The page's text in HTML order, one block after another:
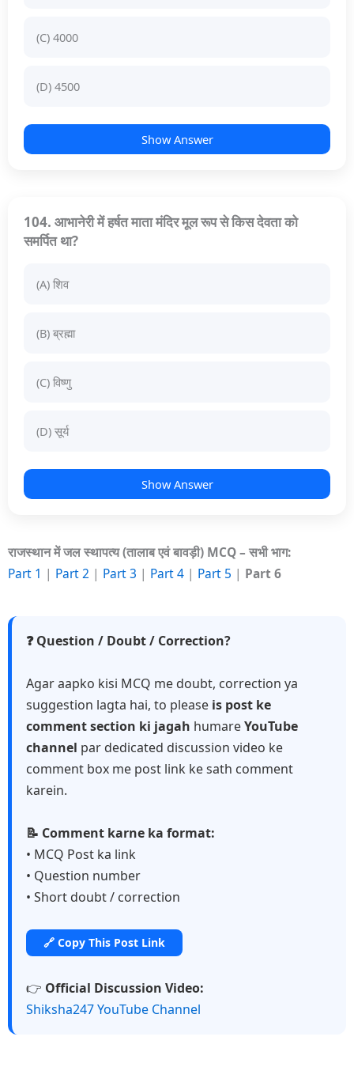
(C) 4000
(D) 4500
Show Answer
104. आभानेरी में हर्षत माता मंदिर मूल रूप से किस देवता को
समर्पित था?
(A) शिव
(B) ब्रह्मा
(C) विष्णु
(D) सूर्य
Show Answer
राजस्थान में जल स्थापत्य (तालाब एवं बावड़ी) MCQ – सभी भाग:
Part 1 | Part 2 | Part 3 | Part 4 | Part 5 | Part 6
❓ Question / Doubt / Correction?
Agar aapko kisi MCQ me doubt, correction ya
suggestion lagta hai, to please is post ke
comment section ki jagah humareYouTube
channel par dedicated discussion video ke
comment box me post link ke sath comment
karein.
📝 Comment karne ka format:
• MCQ Post ka link
• Question number
• Short doubt / correction
🔗 Copy This Post Link
👉 Official Discussion Video:
Shiksha247 YouTube Channel